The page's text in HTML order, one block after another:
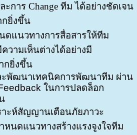
ะการ Change ทีม ได้อย่างชัดเจน
กยิ่งขึ้น
ดแนวทางการสื่อสารให้ทีม
วามเห็นต่างได้อย่างมี
กยิ่งขึ้น
ะพัฒนาเทคนิคการพัฒนาทีม ผ่าน
ในการปลดล็อก
าะห์สัญญานเตือนภัยภาวะ
หนดแนวทางสร้างแรงจูงใจทีม